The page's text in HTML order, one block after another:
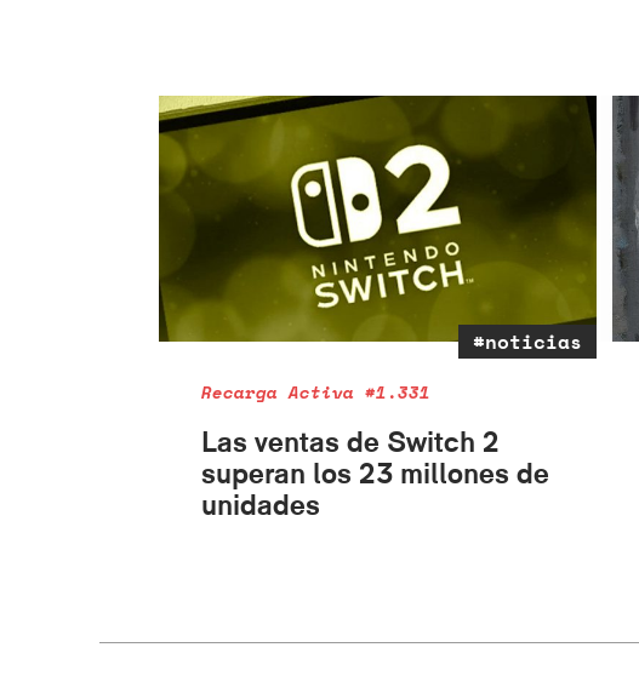
#noticias
Recarga Activa #1.331
Las ventas de Switch 2
superan los 23 millones de
unidades